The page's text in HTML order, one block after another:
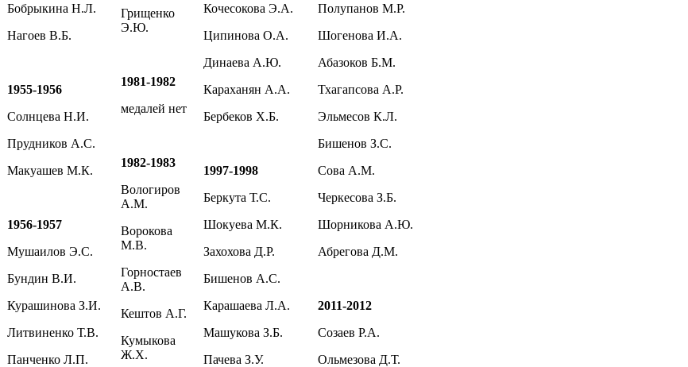
Бобрыкина Н.Л.
Нагоев В.Б.
1955-1956
Солнцева Н.И.
Прудников А.С.
Макуашев М.К.
1956-1957
Мушаилов Э.С.
Бундин В.И.
Курашинова З.И.
Литвиненко Т.В.
Панченко Л.П.
Грищенко
Э.Ю.
1981-1982
медалей нет
1982-1983
Вологиров
А.М.
Ворокова
М.В.
Горностаев
А.В.
Кештов А.Г.
Кумыкова
Ж.Х.
Кочесокова Э.А.
Ципинова О.А.
Динаева А.Ю.
Караханян А.А.
Бербеков Х.Б.
1997-1998
Беркута Т.С.
Шокуева М.К.
Захохова Д.Р.
Бишенов А.С.
Карашаева Л.А.
Машукова З.Б.
Пачева З.У.
Полупанов М.Р.
Шогенова И.А.
Абазоков Б.М.
Тхагапсова А.Р.
Эльмесов К.Л.
Бишенов З.С.
Сова А.М.
Черкесова З.Б.
Шорникова А.Ю.
Абрегова Д.М.
2011-2012
Созаев Р.А.
Ольмезова Д.Т.